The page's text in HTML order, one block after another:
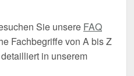
Sie unsere FAQ
Fachbegriffe von A bis Z
in unserem